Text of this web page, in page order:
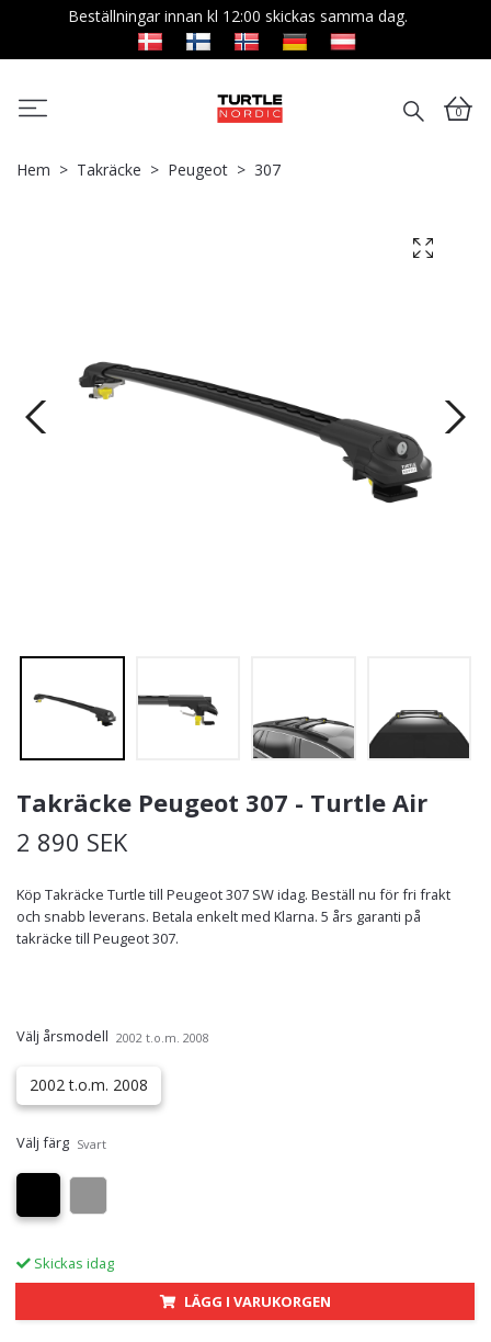
Beställningar innan kl 12:00 skickas samma dag.
0
Hem Takräcke Peugeot 307
Takräcke Peugeot 307 - Turtle Air
2 890 SEK
Köp Takräcke Turtle till Peugeot 307 SW idag. Beställ nu för fri frakt
och snabb leverans. Betala enkelt med Klarna. 5 års garanti på
takräcke till Peugeot 307.
Välj årsmodell 2002 t.o.m. 2008
2002 t.o.m. 2008
Välj färg Svart
Skickas idag
LÄGG I VARUKORGEN